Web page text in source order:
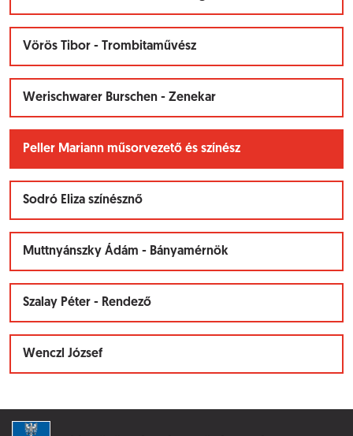
Vörös Tibor - Trombitaművész
Werischwarer Burschen - Zenekar
Peller Mariann műsorvezető és színész
Sodró Eliza színésznő
Muttnyánszky Ádám - Bányamérnök
Szalay Péter - Rendező
Wenczl József